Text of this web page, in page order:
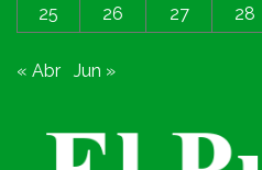
25
26 27 28
« Abr Jun »